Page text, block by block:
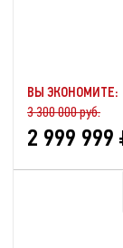
ВЫ ЭКОНОМИТЕ:
3 300 000 руб.
2 999 999